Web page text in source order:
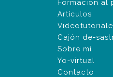
Formación al
Artículos
Cajón de-
Sobre mí
Yo-virtual
Contacto